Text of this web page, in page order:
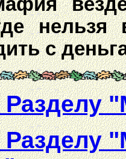
с
Разделу
Разделу